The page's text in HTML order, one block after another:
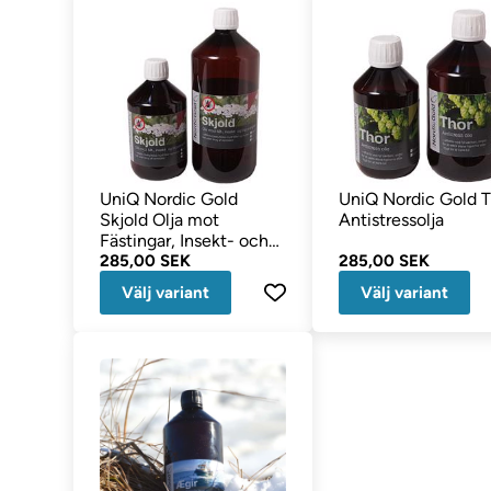
UniQ Nordic Gold
Skjold Olja mot
Fästingar, Insekt- och
Loppe Angrepp
285,00 SEK
Välj variant
UniQ Nordic Gold
Antistressolja
285,00 SEK
Välj variant